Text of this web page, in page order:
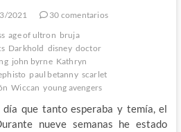
2021
30 comentarios
age of ultron bruja
Darkhold disney doctor
john byrne Kathryn
paul betanny scarlet
Wiccan young avengers
que tanto esperaba y temía, el
nueve semanas he estado